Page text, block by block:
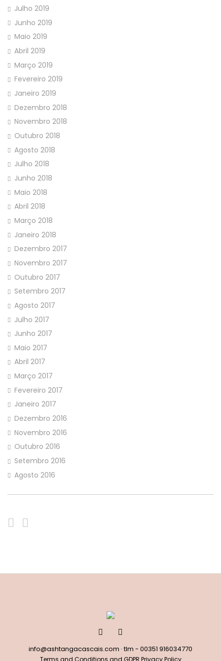
Julho 2019
Junho 2019
Maio 2019
Abril 2019
Março 2019
Fevereiro 2019
Janeiro 2019
Dezembro 2018
Novembro 2018
Outubro 2018
Agosto 2018
Julho 2018
Junho 2018
Maio 2018
Abril 2018
Março 2018
Janeiro 2018
Dezembro 2017
Novembro 2017
Outubro 2017
Setembro 2017
Agosto 2017
Julho 2017
Junho 2017
Maio 2017
Abril 2017
Março 2017
Fevereiro 2017
Janeiro 2017
Dezembro 2016
Novembro 2016
Outubro 2016
Setembro 2016
Agosto 2016
info@ashtangacascais.com · tlm - 00351 916034770